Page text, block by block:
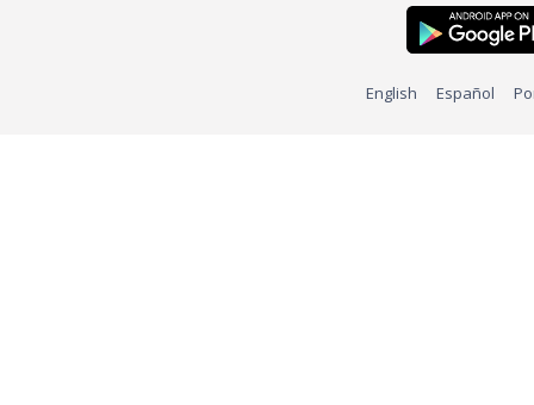
English Español